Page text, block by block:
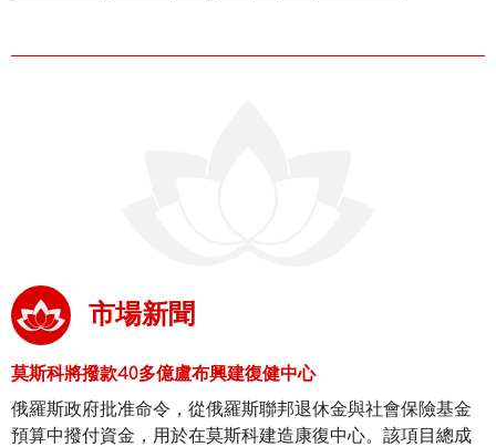
市場新聞
莫斯科將撥款40多億盧布興建復健中心
俄羅斯政府批准命令，從俄羅斯聯邦退休金與社會保險基金
預算中撥付資金，用於在莫斯科建造康復中心。該項目總成